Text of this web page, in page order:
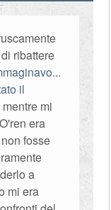
ribattere
il
mi
era
fosse
a
mi era